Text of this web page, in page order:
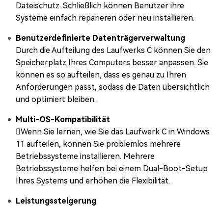
Dateischutz. Schließlich können Benutzer ihre
Systeme einfach reparieren oder neu installieren.
Benutzerdefinierte Datenträgerverwaltung
Durch die Aufteilung des Laufwerks C können Sie den
Speicherplatz Ihres Computers besser anpassen. Sie
können es so aufteilen, dass es genau zu Ihren
Anforderungen passt, sodass die Daten übersichtlich
und optimiert bleiben.
Multi-OS-Kompatibilität
Wenn Sie lernen, wie Sie das Laufwerk C in Windows
11 aufteilen, können Sie problemlos mehrere
Betriebssysteme installieren. Mehrere
Betriebssysteme helfen bei einem Dual-Boot-Setup
Ihres Systems und erhöhen die Flexibilität.
Leistungssteigerung